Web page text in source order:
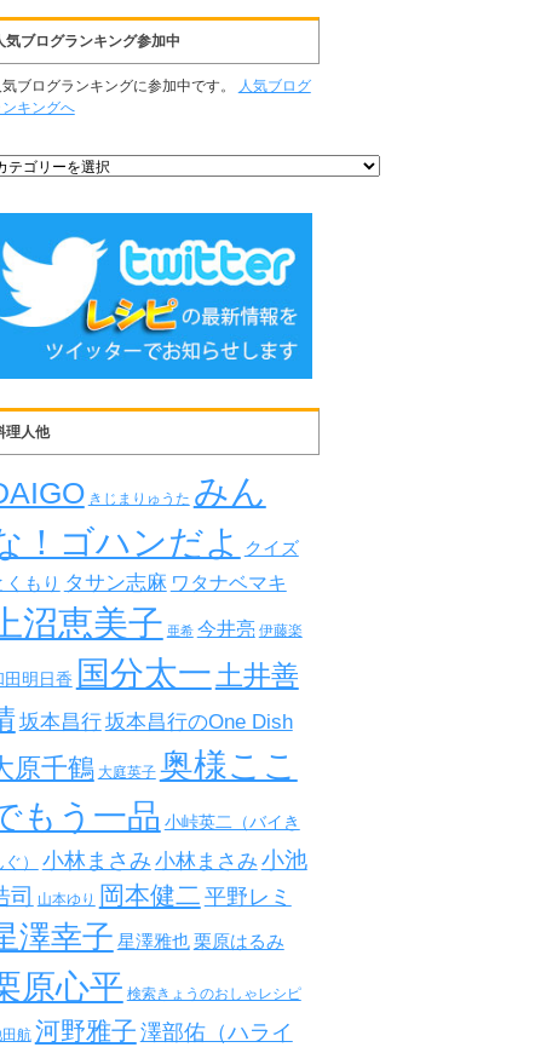
気ブログランキング参加中
気ブログランキングに参加中です。
人気ブログ
ンキングへ
理人他
きじまりゅうた みん
！ゴハンだよ
クイズ
くもり タサン志麻 ワタナベマキ
上沼恵美子 亜希 今井亮 伊藤楽
田明日香 国分太一土井善
坂本昌行坂本昌行のOne Dish
原千鶴 大庭英子 奥様ここ
もう一品 小峠英二（バイき
） 小林まさみ 小林まさみ 小池
司 山本ゆり 岡本健二 平野レミ
澤幸子 星澤雅也 栗原はるみ
原心平 検索きょうのおしゃレシピ
航 河野雅子 澤部佑（ハライ